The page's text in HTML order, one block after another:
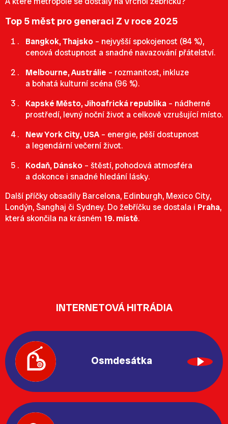
Top 5 měst pro generaci Z v roce 2025
Bangkok, Thajsko – nejvyšší spokojenost (84 %),
cenová dostupnost a snadné navazování přátelství.
Melbourne, Austrálie – rozmanitost, inkluze
a bohatá kulturní scéna (96 %).
Kapské Město, Jihoafrická republika – nádherné
prostředí, levný noční život a celkově vzrušující místo.
New York City, USA– energie, pěší dostupnost
a legendární večerní život.
Kodaň, Dánsko – štěstí, pohodová atmosféra
a dokonce i snadné hledání lásky.
Další příčky obsadily Barcelona, Edinburgh, Mexico City,
Londýn, Šanghaj či Sydney. Do žebříčku se dostala i Praha,
která skončila na krásném 19. místě.
INTERNETOVÁ HITRÁDIA
Osmdesátka